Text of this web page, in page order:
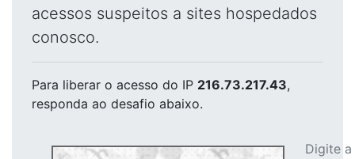
acessos suspeitos a sites hospedados
conosco.
Para liberar o acesso do IP 216.73.217.43,
responda ao desafio abaixo.
Digite